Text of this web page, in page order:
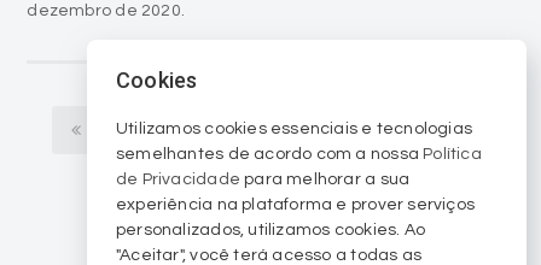
dezembro de 2020.
Anterior 1 2 3 4 5 6
Próximo
Cookies
Utilizamos cookies essenciais e tecnologias
semelhantes de acordo com a nossa Política
de Privacidade para melhorar a sua
experiência na plataforma e prover serviços
personalizados, utilizamos cookies. Ao
"Aceitar", você terá acesso a todas as